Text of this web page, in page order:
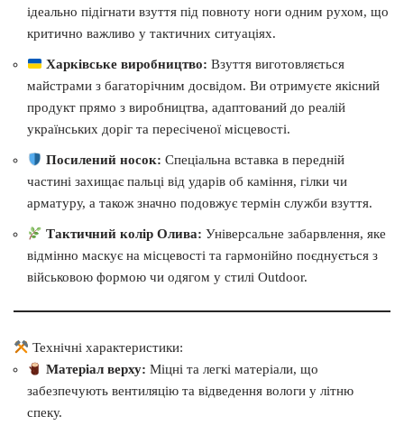
ідеально підігнати взуття під повноту ноги одним рухом, що
критично важливо у тактичних ситуаціях.
Харківське виробництво: Взуття виготовляється
майстрами з багаторічним досвідом. Ви отримуєте якісний
продукт прямо з виробництва, адаптований до реалій
українських доріг та пересіченої місцевості.
Посилений носок: Спеціальна вставка в передній
частині захищає пальці від ударів об каміння, гілки чи
арматуру, а також значно подовжує термін служби взуття.
Тактичний колір Олива: Універсальне забарвлення, яке
відмінно маскує на місцевості та гармонійно поєднується з
військовою формою чи одягом у стилі Outdoor.
Технічні характеристики:
Матеріал верху: Міцні та легкі матеріали, що
забезпечують вентиляцію та відведення вологи у літню
спеку.